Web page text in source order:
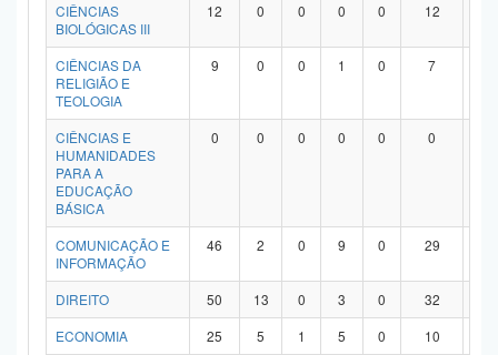
CIÊNCIAS
BIOLÓGICAS III
12 0 0 0 0 12
CIÊNCIAS DA
RELIGIÃO E
TEOLOGIA
9 0 0 1 0 7
CIÊNCIAS E
HUMANIDADES
PARA A
EDUCAÇÃO
BÁSICA
0 0 0 0 0 0
COMUNICAÇÃO E
INFORMAÇÃO
46 2 0 9 0 29
DIREITO 50 13 0 3 0 32
ECONOMIA
25 5 1 5 0 10